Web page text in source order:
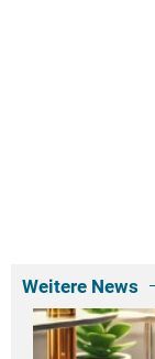
Weitere News